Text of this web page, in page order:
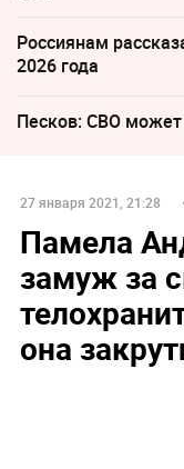
Россиянам
2026 года
Песков: СВО
27 января 2021, 21:28
Памела
замуж за
она